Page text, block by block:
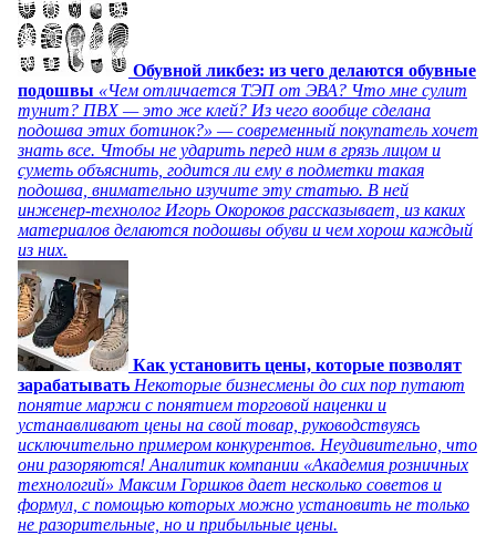
Обувной ликбез: из чего делаются обувные
подошвы «Чем отличается ТЭП от ЭВА? Что мне сулит
тунит? ПВХ — это же клей? Из чего вообще сделана
подошва этих ботинок?» — современный покупатель хочет
знать все. Чтобы не ударить перед ним в грязь лицом и
суметь объяснить, годится ли ему в подметки такая
подошва, внимательно изучите эту статью. В ней
инженер-технолог Игорь Окороков рассказывает, из каких
материалов делаются подошвы обуви и чем хорош каждый
из них.
Как установить цены, которые позволят
зарабатывать Некоторые бизнесмены до сих пор путают
понятие маржи с понятием торговой наценки и
устанавливают цены на свой товар, руководствуясь
исключительно примером конкурентов. Неудивительно, что
они разоряются! Аналитик компании «Академия розничных
технологий» Максим Горшков дает несколько советов и
формул, с помощью которых можно установить не только
не разорительные, но и прибыльные цены.